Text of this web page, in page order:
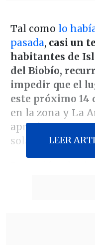
Tal como lo
pasada, casi un
habitantes de
del Biobío,
impedir que el
este próximo 14
en la zona y La
apreciar en un
solar.
Salud, Héctor
LEER